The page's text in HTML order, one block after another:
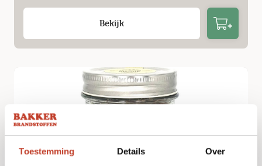
Toestemming Details Over
Bekijk